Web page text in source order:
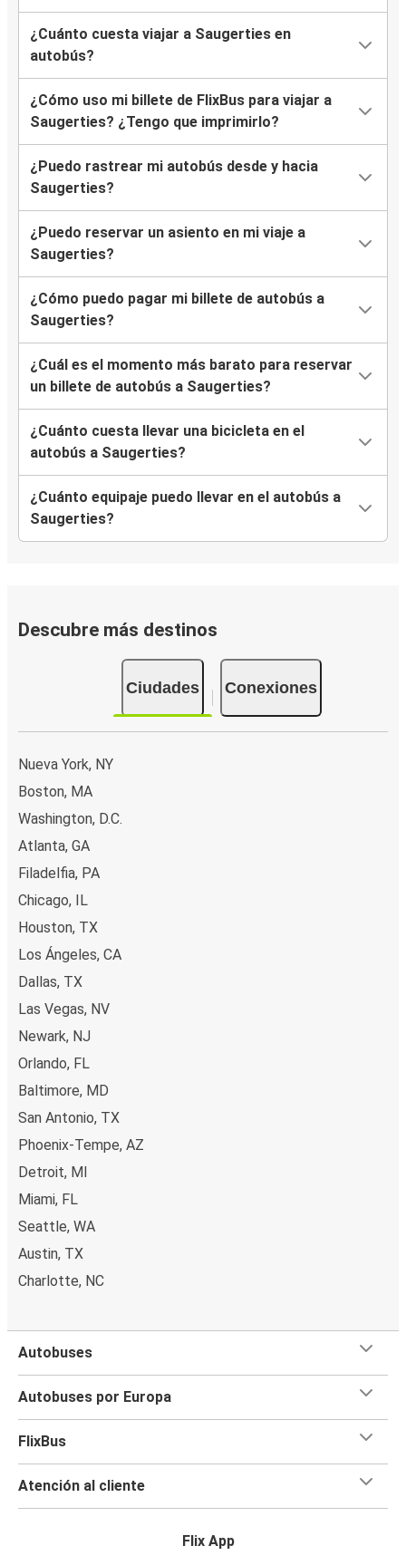
¿Cuánto cuesta viajar a Saugerties en
autobús?
¿Cómo uso mi billete de FlixBus para viajar a
Saugerties? ¿Tengo que imprimirlo?
¿Puedo rastrear mi autobús desde y hacia
Saugerties?
¿Puedo reservar un asiento en mi viaje a
Saugerties?
¿Cómo puedo pagar mi billete de autobús a
Saugerties?
¿Cuál es el momento más barato para reservar
un billete de autobús a Saugerties?
¿Cuánto cuesta llevar una bicicleta en el
autobús a Saugerties?
¿Cuánto equipaje puedo llevar en el autobús a
Saugerties?
Descubre más destinos
Ciudades Conexiones
Nueva York, NY
Boston, MA
Washington, D.C.
Atlanta, GA
Filadelfia, PA
Chicago, IL
Houston, TX
Los Ángeles, CA
Dallas, TX
Las Vegas, NV
Newark, NJ
Orlando, FL
Baltimore, MD
San Antonio, TX
Phoenix-Tempe, AZ
Detroit, MI
Miami, FL
Seattle, WA
Austin, TX
Charlotte, NC
Autobuses
Autobuses por Europa
FlixBus
Atención al cliente
Flix App